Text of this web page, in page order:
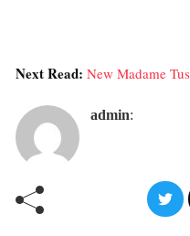
Next Read: New Madame
admin: